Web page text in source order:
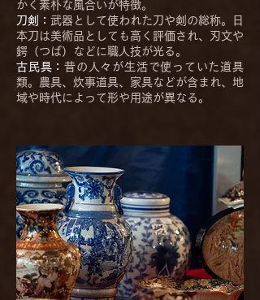
かく素朴な風合いが特徴。
刀剣： 武器として使われた刀や剣の総称。日
本刀は美術品としても高く評価され、刃文や
鍔（つば）などに職人技が光る。
古民具：昔の人々が生活で使っていた道具
類。農具、炊事道具、家具などが含まれ、地
域や時代によって形や用途が異なる。